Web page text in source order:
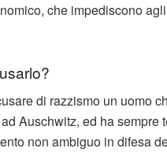
che impediscono
di razzismo un uomo
Auschwitz, ed ha sempre
non ambiguo in difesa